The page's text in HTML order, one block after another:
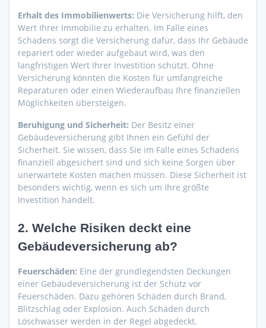
Erhalt des Immobilienwerts: Die Versicherung hilft, den
Wert Ihrer Immobilie zu erhalten. Im Falle eines
Schadens sorgt die Versicherung dafür, dass Ihr Gebäude
repariert oder wieder aufgebaut wird, was den
langfristigen Wert Ihrer Investition schützt. Ohne
Versicherung könnten die Kosten für umfangreiche
Reparaturen oder einen Wiederaufbau Ihre finanziellen
Möglichkeiten übersteigen.
Beruhigung und Sicherheit: Der Besitz einer
Gebäudeversicherung gibt Ihnen ein Gefühl der
Sicherheit. Sie wissen, dass Sie im Falle eines Schadens
finanziell abgesichert sind und sich keine Sorgen über
unerwartete Kosten machen müssen. Diese Sicherheit ist
besonders wichtig, wenn es sich um Ihre größte
Investition handelt.
2. Welche Risiken deckt eine
Gebäudeversicherung ab?
Feuerschäden: Eine der grundlegendsten Deckungen
einer Gebäudeversicherung ist der Schutz vor
Feuerschäden. Dazu gehören Schäden durch Brand,
Blitzschlag oder Explosion. Auch Schäden durch
Löschwasser werden in der Regel abgedeckt.